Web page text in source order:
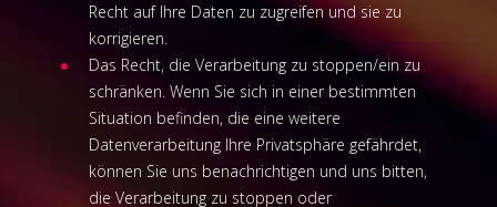
Recht auf Ihre Daten zu zugreifen und sie zu
korrigieren.
Das Recht, die Verarbeitung zu stoppen/ein zu
schränken. Wenn Sie sich in einer bestimmten
Situation befinden, die eine weitere
Datenverarbeitung Ihre Privatsphäre gefährdet,
können Sie uns benachrichtigen und uns bitten,
die Verarbeitung zu stoppen oder